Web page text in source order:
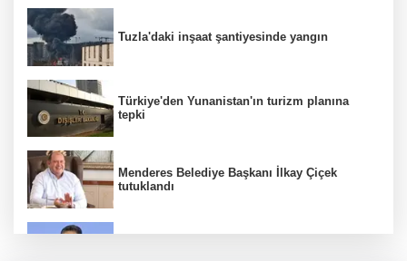
Tuzla'daki inşaat şantiyesinde yangın
Türkiye'den Yunanistan'ın turizm planına
tepki
Menderes Belediye Başkanı İlkay Çiçek
tutuklandı